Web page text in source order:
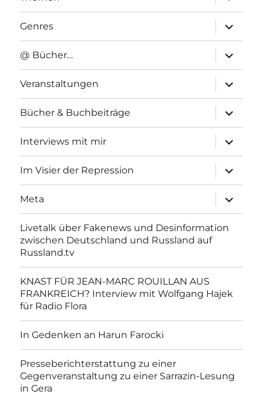
anzeigen
Genres
anzeigen
@ Bücher…
anzeigen
Veranstaltungen
anzeigen
Bücher & Buchbeiträge
anzeigen
Interviews mit mir
anzeigen
Im Visier der Repression
anzeigen
Meta
anzeigen
Livetalk über Fakenews und Desinformation
zwischen Deutschland und Russland auf
Russland.tv
KNAST FÜR JEAN-MARC ROUILLAN AUS
FRANKREICH? Interview mit Wolfgang Hajek
für Radio Flora
In Gedenken an Harun Farocki
Presseberichterstattung zu einer
Gegenveranstaltung zu einer Sarrazin-Lesung
in Gera